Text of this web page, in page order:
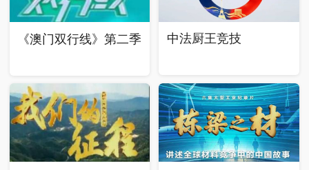
《澳门双行线》第二季 中法厨王竞技